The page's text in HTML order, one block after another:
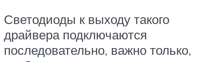
Светодиоды к выходу такого
драйвера подключаются
последовательно, важно только,